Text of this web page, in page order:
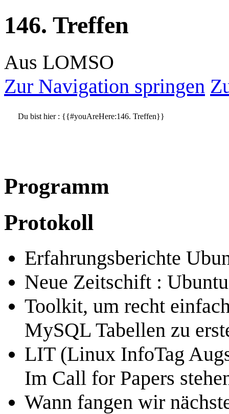
146. Treffen
Aus LOMSO
Zur Navigation springen
Du bist hier : {{#youAreHere:146. Treffen}}
Programm
Protokoll
Erfahrungsberichte
Neue Zeitschift :
Toolkit, um recht
MySQL Tabellen zu
LIT (Linux InfoTag
Im Call for Papers
Wann fangen wir